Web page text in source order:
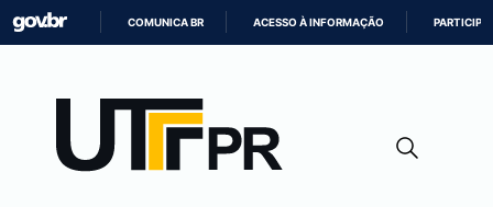
CONTEÚDO
COMUNICA BR ACESSO À INFORMAÇÃO PARTICIPE